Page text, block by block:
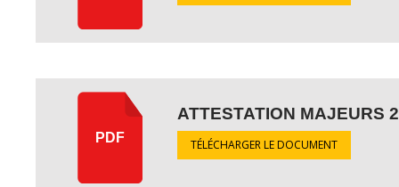
PDF
ATTESTATION MAJEURS
TÉLÉCHARGER LE DOCUMENT